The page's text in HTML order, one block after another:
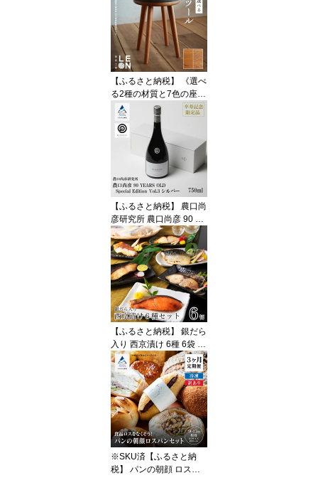
まかせ 定期 6回 小松市
石川県 060011【西田農
園】
【ふるさと納税】 《選べ
る2種の材質と7色の座面
カラー》無垢材円スツー
ル 石川県産桜無垢材／国
産くるみ無垢材 いす 椅
子 チェア 家具 工芸品 伝
統 お中元 お歳暮 ギフト
一人暮らし ひとり暮らし
新生活 小松市 石川県 ak
004m00【家具工房LEO
N】
【ふるさと納税】 農口尚
彦研究所 農口尚彦 90 YE
ARS OLD Special Editio
n Vol.3 750ml × 1本 山廃
吟醸酒 無濾過 生原酒 日
本酒 卒寿 雄町 贈答品 お
中元 お歳暮 ギフト 父の
日 プレゼント お花見 小
松市 こまつ 石川県 ap00
8n00
【ふるさと納税】 銀だら
入り 西京漬け 6種 6袋 セ
ット 銀鮭 さわら 銀ひら
す 赤魚 鯖 魚 詰め合わせ
焼き魚 冷凍 小分け お中
元 お歳暮 ギフト 父の日
プレゼント 小松市 石川
県 aj006n00【カネナカ
食品工業】
※SKU済【ふるさと納
税】 パンの朝顔 ロスパ